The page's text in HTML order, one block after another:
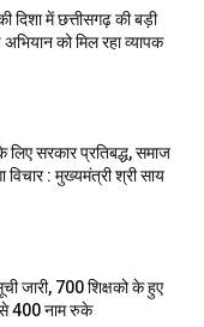
दिशा में छत्तीसगढ़ की बड़ी
को मिल रहा व्यापक
सरकार प्रतिबद्ध, समाज
विचार : मुख्यमंत्री श्री साय
जारी, 700 शिक्षको के हुए
से 400 नाम रुके